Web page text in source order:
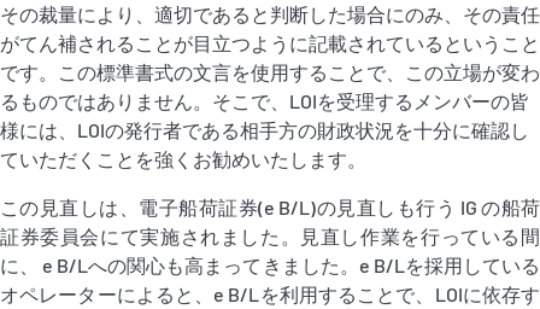
その裁量により、適切であると判断した場合にのみ、その責任
がてん補されることが目立つように記載されているということ
です。この標準書式の文言を使用することで、この立場が変わ
るものではありません。そこで、LOIを受理するメンバーの皆
様には、LOIの発行者である相手方の財政状況を十分に確認し
ていただくことを強くお勧めいたします。
この見直しは、電子船荷証券(e B/L)の見直しも行う IG の船荷
証券委員会にて実施されました。見直し作業を行っている間
に、 e B/Lへの関心も高まってきました。e B/Lを採用している
オペレーターによると、e B/Lを利用することで、LOIに依存す